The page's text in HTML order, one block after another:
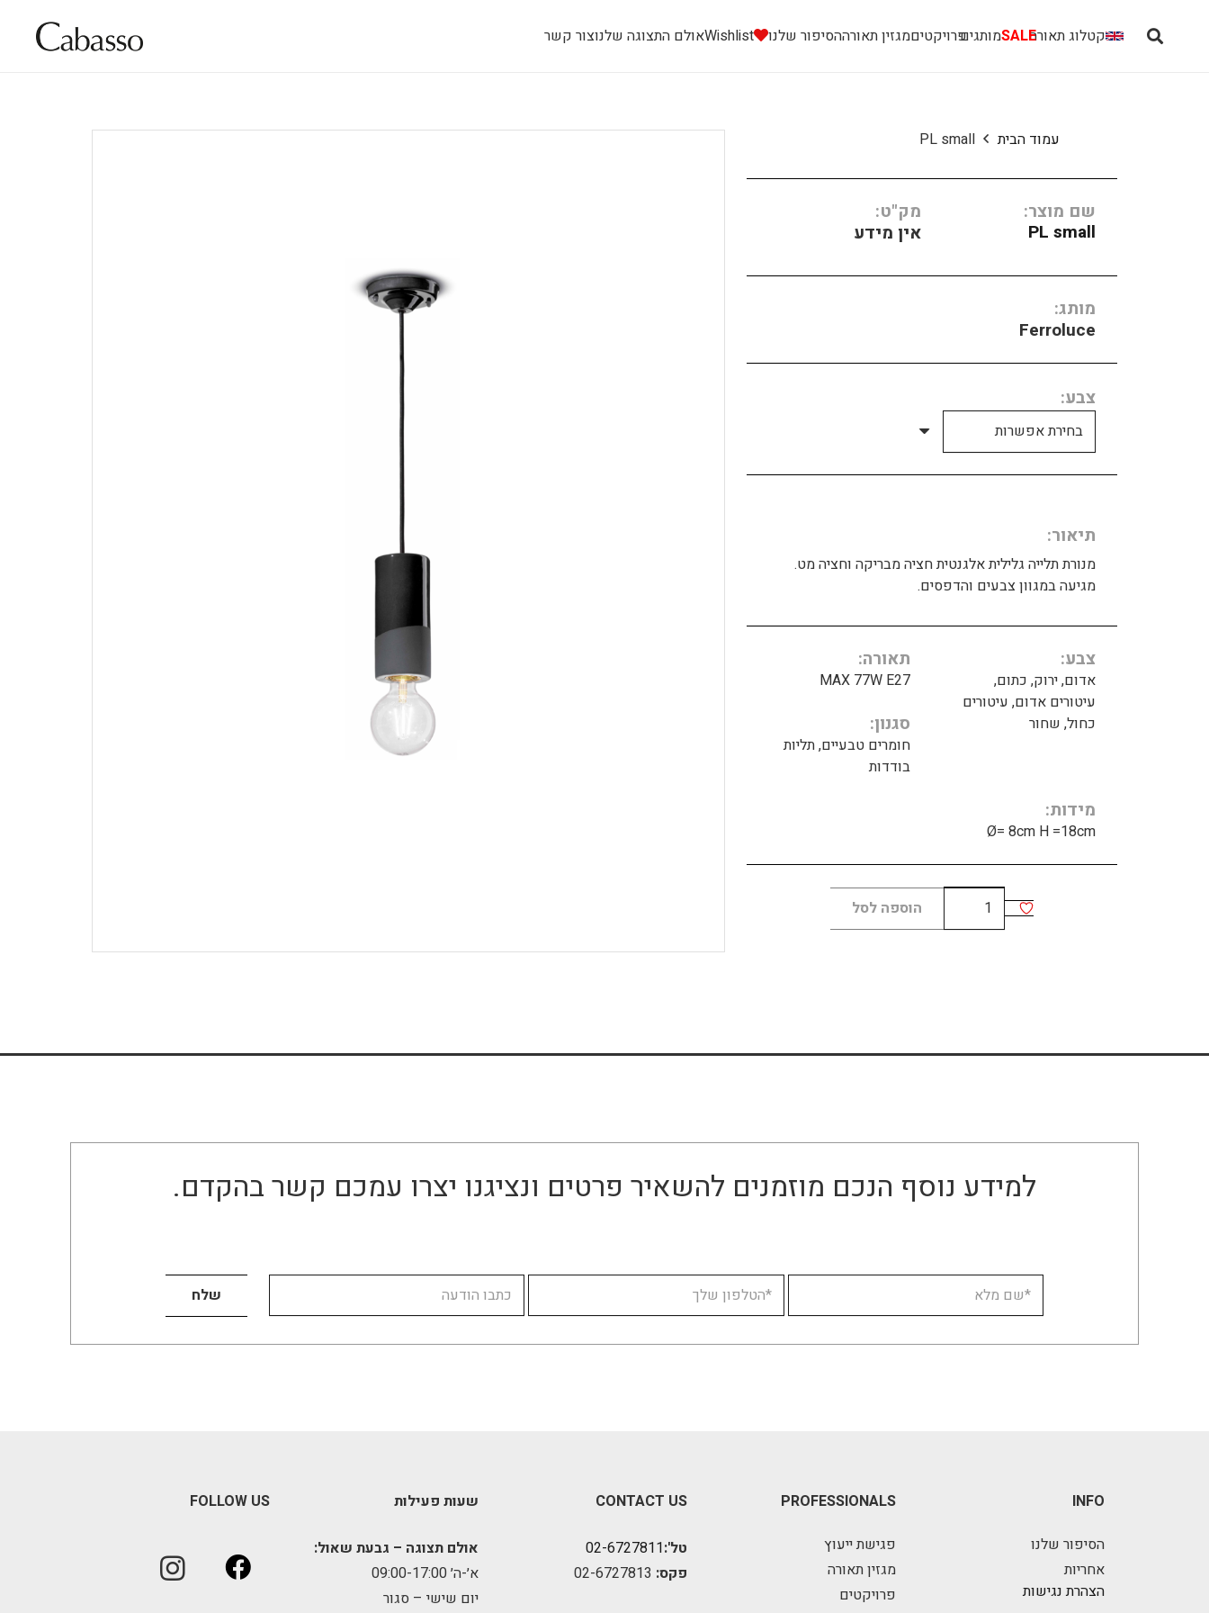
קטלוג תאורהSALEמותגיםפרויקטיםמגזין תאורההסיפור שלנו Wishlistאולם התצוגה שלנוצור קשר
עמוד הבית PL small
שם מוצר:
PL small
מק"ט:
אין מידע
מותג:
Ferroluce
צבע
תיאור
מנורת תלייה גלילית אלגנטית חציה מבריקה וחציה מט.
מגיעה במגוון צבעים והדפסים.
צבע
אדום, ירוק, כתום,
עיטורים אדום, עיטורים
כחול, שחור
תאורה
MAX 77W E27
סגנון
חומרים טבעיים, תליות
בודדות
מידות
Ø= 8cm H =18cm
כמות
של
הוספה לסל
למידע נוסף הנכם מוזמנים להשאיר פרטים ונציגנו יצרו עמכם קשר בהקדם.
INFO
הסיפור שלנו
אחריות
הצהרת נגישות
PROFESSIONALS
פגישת ייעוץ
מגזין תאורה
פרויקטים
CONTACT US
טל':02-6727811
פקס:
שעות פעילות
אולם תצוגה – גבעת שאול:
א׳-ה׳ 09:00-17:00
יום שישי – סגור
FOLLOW US